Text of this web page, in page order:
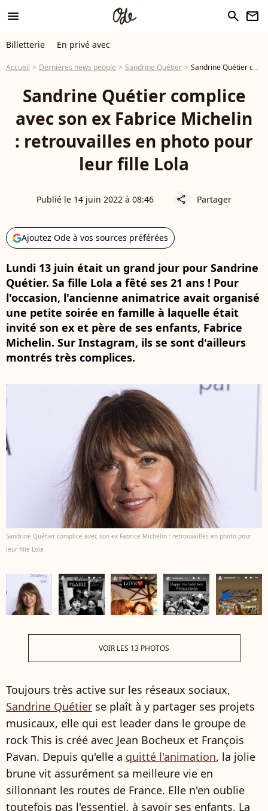
menu search newsletter
Billetterie En privé avec
Accueil Dernières news people Sandrine Quétier Sandrine Quétier complice avec son ex Fabrice Michelin : retrouvailles en photo pour leur fille Lola
Sandrine Quétier complice
avec son ex Fabrice Michelin
: retrouvailles en photo pour
leur fille Lola
Publié le 14 juin 2022 à 08:46 share Partager
Ajoutez Ode à vos sources préférées
Lundi 13 juin était un grand jour pour Sandrine
Quétier. Sa fille Lola a fêté ses 21 ans ! Pour
l'occasion, l'ancienne animatrice avait organisé
une petite soirée en famille à laquelle était
invité son ex et père de ses enfants, Fabrice
Michelin. Sur Instagram, ils se sont d'ailleurs
montrés très complices.
Sandrine Quétier complice avec son ex Fabrice Michelin : retrouvailles en photo pour
leur fille Lola
VOIR LES 13 PHOTOS
Toujours très active sur les réseaux sociaux,
Sandrine Quétier se plaît à y partager ses projets
musicaux, elle qui est leader dans le groupe de
rock This is créé avec Jean Bocheux et François
Pavan. Depuis qu'elle a quitté l'animation, la jolie
brune vit assurément sa meilleure vie en
sillonnant les routes de France. Elle n'en oublie
toutefois pas l'essentiel, à savoir ses enfants. La